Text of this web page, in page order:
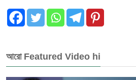
আরো Featured Video hi